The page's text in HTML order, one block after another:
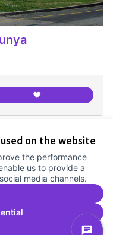
on the website
the performance
us to provide a
media channels.
❤️Arxiu Nacional de